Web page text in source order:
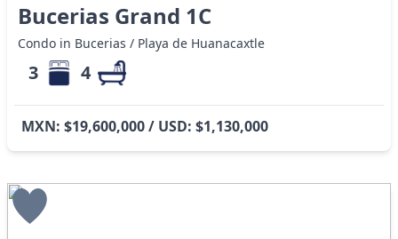
Bucerias Grand 1C
Condo in Bucerias / Playa de Huanacaxtle
3 4
MXN: $19,600,000 / USD: $1,130,000